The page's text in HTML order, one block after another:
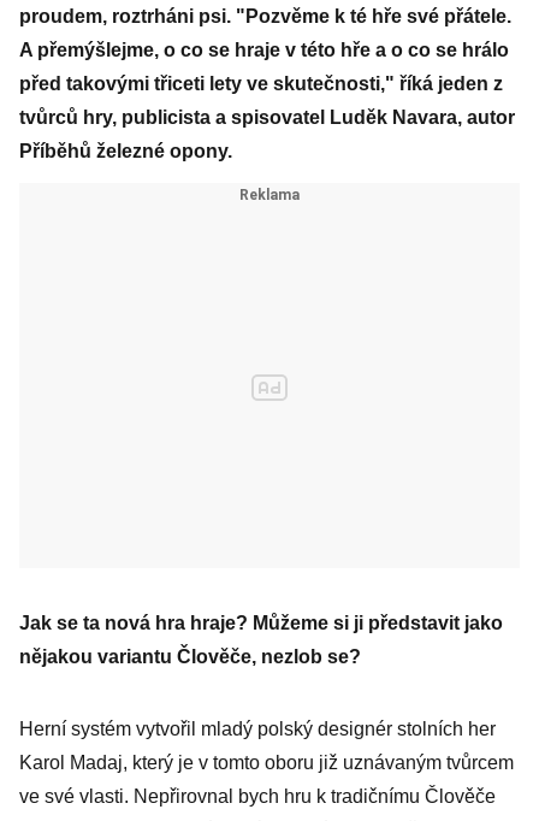
proudem, roztrháni psi. "Pozvěme k té hře své přátele.
A přemýšlejme, o co se hraje v této hře a o co se hrálo
před takovými třiceti lety ve skutečnosti," říká jeden z
tvůrců hry, publicista a spisovatel Luděk Navara, autor
Příběhů železné opony.
Jak se ta nová hra hraje? Můžeme si ji představit jako
nějakou variantu Člověče, nezlob se?
Herní systém vytvořil mladý polský designér stolních her
Karol Madaj, který je v tomto oboru již uznávaným tvůrcem
ve své vlasti. Nepřirovnal bych hru k tradičnímu Člověče